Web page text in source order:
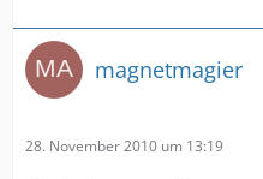
magnetmagier
28. November 2010 um 13:19